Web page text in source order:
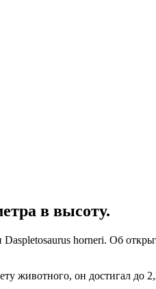
в высоту.
horneri. Об
животного, он достигал до